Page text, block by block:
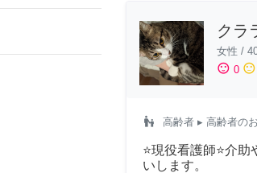
クラ
女性 /
sentiment_satisfied 0 sentiment_neutral
escalator_warning 高齢者 ▸ 高齢者の
⭐現役看護師⭐介
いします。